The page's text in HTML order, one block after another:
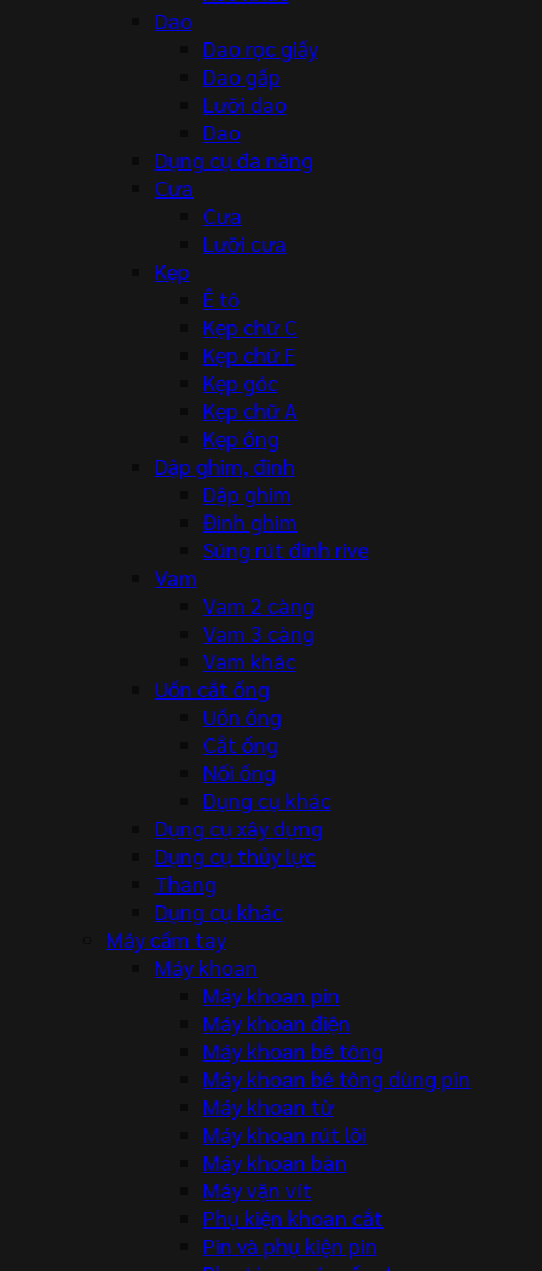
Dao
Dao rọc giấy
Dao gấp
Lưỡi dao
Dao
Dụng cụ đa năng
Cưa
Cưa
Lưỡi cưa
Kẹp
Ê tô
Kẹp chữ C
Kẹp chữ F
Kẹp góc
Kẹp chữ A
Kẹp ống
Dập ghim, đinh
Dập ghim
Đinh ghim
Súng rút đinh rive
Vam
Vam 2 càng
Vam 3 càng
Vam khác
Uốn cắt ống
Uốn ống
Cắt ống
Nối ống
Dụng cụ khác
Dụng cụ xây dựng
Dụng cụ thủy lực
Thang
Dụng cụ khác
Máy cầm tay
Máy khoan
Máy khoan pin
Máy khoan điện
Máy khoan bê tông
Máy khoan bê tông dùng pin
Máy khoan từ
Máy khoan rút lõi
Máy khoan bàn
Máy vặn vít
Phụ kiện khoan cắt
Pin và phụ kiện pin